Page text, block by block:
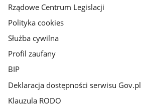
Rządowe Centrum Legislacji
Polityka cookies
Służba cywilna
Profil zaufany
BIP
Deklaracja dostępności serwisu Gov.pl
Klauzula RODO